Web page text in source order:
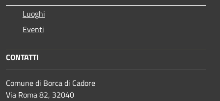
Luoghi
Eventi
CONTATTI
Comune di Borca di Cadore
Via Roma 82, 32040